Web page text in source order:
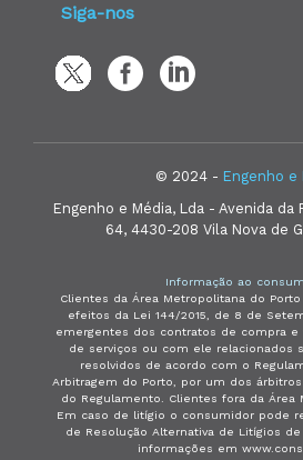
Siga-nos
© 2024 - Engenho e
Engenho e Média, Lda - Avenida da
64, 4430-208 Vila Nova de
Informação ao
Clientes da Área Metropolitana do
efeitos da Lei 144/2015, de 8 de
emergentes dos contratos de compra e
de serviços ou com ele relacionados
resolvidos de acordo com o
Arbitragem do Porto, por um dos
do Regulamento. Clientes fora da Área
Em caso de litígio o consumidor pode
de Resolução Alternativa de Litígios de
informações em